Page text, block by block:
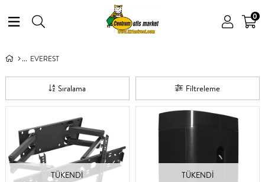
0
EVEREST
Filtreleme
Sıralama
TÜKENDI TÜKENDI